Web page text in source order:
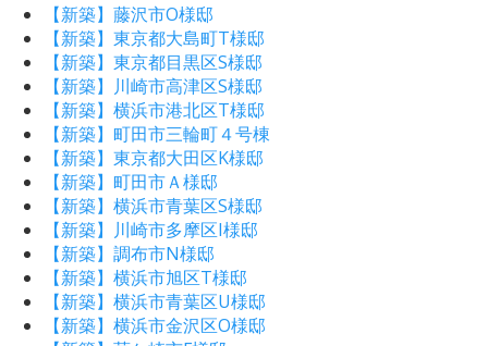
【新築】藤沢市O様邸
【新築】東京都大島町T様邸
【新築】東京都目黒区S様邸
【新築】川崎市高津区S様邸
【新築】横浜市港北区T様邸
【新築】町田市三輪町４号棟
【新築】東京都大田区K様邸
【新築】町田市Ａ様邸
【新築】横浜市青葉区S様邸
【新築】川崎市多摩区I様邸
【新築】調布市N様邸
【新築】横浜市旭区T様邸
【新築】横浜市青葉区U様邸
【新築】横浜市金沢区O様邸